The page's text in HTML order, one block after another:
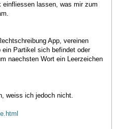
einfliessen lassen, was mir zum
App, vereinen
ein Partikel sich befindet oder
naechsten Wort ein Leerzeichen
weiss ich jedoch nicht.